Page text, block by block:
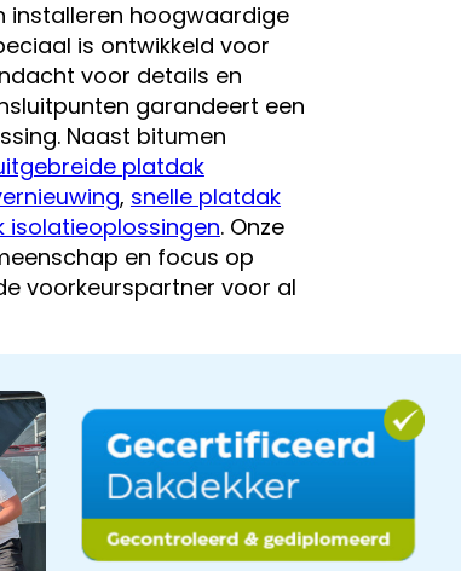
installeren hoogwaardige
is ontwikkeld voor
voor details en
garandeert een
Naast bitumen
platdak
, snelle platdak
isolatieoplossingen. Onze
en focus op
voorkeurspartner voor al